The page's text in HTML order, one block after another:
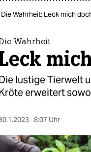
Die Wahrheit: Leck mich
Wahrheit
lustige Tierwelt
erweitert
8:07 Uhr